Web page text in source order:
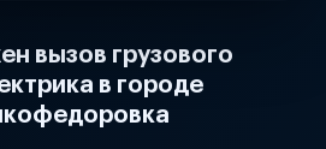
вызов грузового
в городе